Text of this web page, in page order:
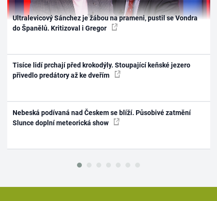
Ultralevicový Sánchez je žábou na prameni, pustil se Vondra
do Španělů. Kritizoval i Gregor
Tisíce lidí prchají před krokodýly. Stoupající keňské jezero
přivedlo predátory až ke dveřím
Nebeská podívaná nad Českem se blíží. Působivé zatmění
Slunce doplní meteorická show